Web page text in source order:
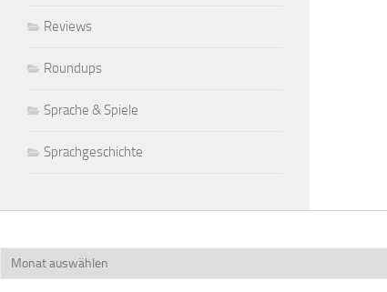
Reviews
Roundups
Sprache & Spiele
Sprachgeschichte
Archiv